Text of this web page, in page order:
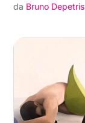
da Bruno Depetris